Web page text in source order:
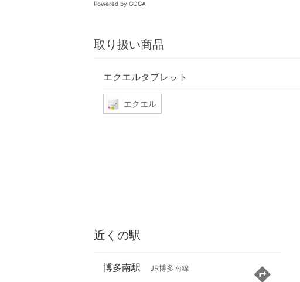
Powered by GOGA
取り扱い商品
エクエルタブレット
エクエル
近くの駅
博多南駅 JR博多南線